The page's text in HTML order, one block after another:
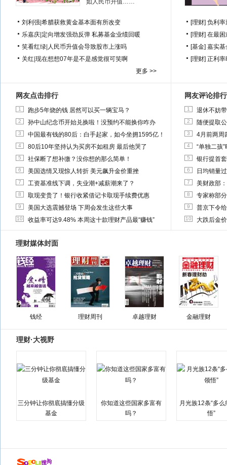
如人民币升值……
刘利强 希腊获救黄金基本面有所改变
乐嘉庆 定向增发强劲反弹 私募基金业绩回暖
笑看红绿 人民币升值会导致股市上涨吗
关红 现在想想07年是不是感觉很可笑啊
更多 >>
[理财] 负利率
[理财] 在最困
[基金] 嘉实基
[理财] 正利率
网友点击排行
1 跑步5年烧的钱 居然可以买一辆宝马？
2 孙中山纪念币开始兑换啦！没预约不能换你咋办
3 中国最有钱的80后：白手起家，如今坐拥1595亿！
4 80后10年坚持认为买房不如租房 最后他哭了
5 社保断了想补缴？没你想的那么简单！
6 美国选情又现惊人转折 美元飙升金价重挫
7 工资基准线下调，失业潮+减薪潮来了？
8 取现变贵了！银行收紧借记卡取现手续费优惠
9 美国大选震撼登场 下周会发生这些大事
10 收益率可达9.48% 本周这十款理财产品最“赚钱”
网友评论排行
1 退休不妨
2 随便提取
3 4月前两周
4 “单独二孩
5 银行提首
6 日均销量
7 美财政部
8 专家称部
9 普京下令
10 大跌后金
理财媒体封面
钱经 理财周刊 卓越理财 金融理财
理财·大视野
三分钟让你彻底搞懂分级
基金
你知道这些国家多富有
吗？
月光族12条“多么
悟”